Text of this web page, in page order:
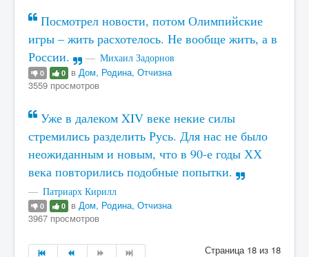
Посмотрел новости, потом Олимпийские
игры – жить расхотелось. Не вообще жить, а в
России.
Михаил Задорнов
0 0 в Дом, Родина, Отчизна
3559 просмотров
Уже в далеком XIV веке некие силы
стремились разделить Русь. Для нас не было
неожиданным и новым, что в 90-е годы ХХ
века повторились подобные попытки.
Патриарх Кирилл
0 0 в Дом, Родина, Отчизна
3967 просмотров
Страница 18 из 18